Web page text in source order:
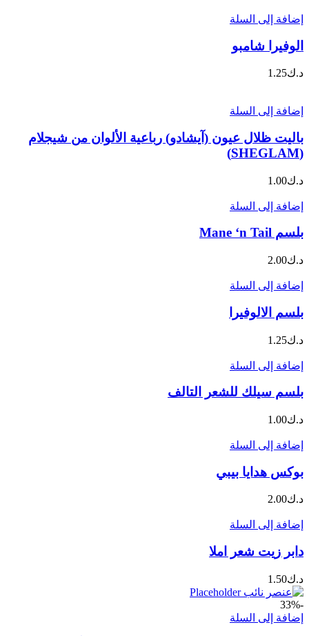
إضافة إلى السلة
الوفيرا شامبو
د.ك1.25
إضافة إلى السلة
باليت ظلال عيون (آيشادو) رباعية الألوان من شيجلام
(SHEGLAM)
د.ك1.00
إضافة إلى السلة
بلسم Mane ‘n Tail
د.ك2.00
إضافة إلى السلة
بلسم الالوفيرا
د.ك1.25
إضافة إلى السلة
بلسم سيلك للشعر التالف
د.ك1.00
إضافة إلى السلة
بوكس هدايا بيبي
د.ك2.00
إضافة إلى السلة
دابر زيت شعر املا
د.ك1.50
-33%
إضافة إلى السلة